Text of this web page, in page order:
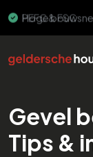
PEFC & FSC
Gevel
Tips &